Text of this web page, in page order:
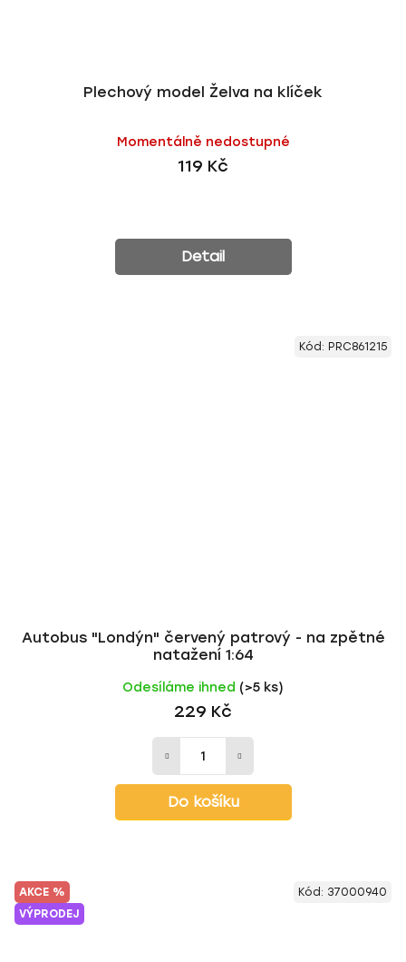
Plechový model Želva na klíček
Momentálně nedostupné
119 Kč
Detail
Autobus "Londýn" červený patrový - na zpětné
natažení 1:64
Odesíláme ihned (>5 ks)
229 Kč
Do košíku
Kód: PRC861215
AKCE %
VÝPRODEJ
Kód: 37000940